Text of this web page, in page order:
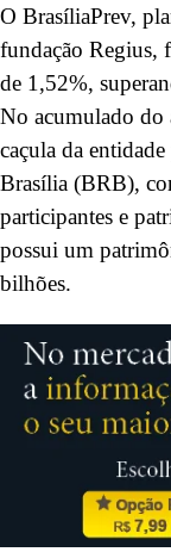
O BrasíliaPrev,
fundação Regius,
de 1,52%,
No acumulado do
caçula da
Brasília (BRB),
participantes e
possui um
bilhões.